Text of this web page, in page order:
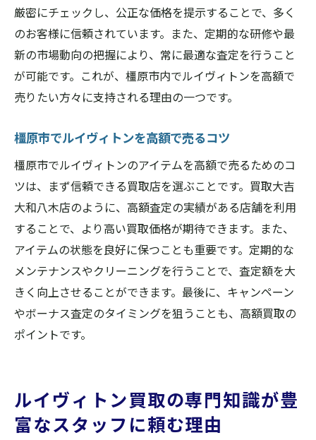
厳密にチェックし、公正な価格を提示することで、多く
のお客様に信頼されています。また、定期的な研修や最
新の市場動向の把握により、常に最適な査定を行うこと
が可能です。これが、橿原市内でルイヴィトンを高額で
売りたい方々に支持される理由の一つです。
橿原市でルイヴィトンを高額で売るコツ
橿原市でルイヴィトンのアイテムを高額で売るためのコ
ツは、まず信頼できる買取店を選ぶことです。買取大吉
大和八木店のように、高額査定の実績がある店舗を利用
することで、より高い買取価格が期待できます。また、
アイテムの状態を良好に保つことも重要です。定期的な
メンテナンスやクリーニングを行うことで、査定額を大
きく向上させることができます。最後に、キャンペーン
やボーナス査定のタイミングを狙うことも、高額買取の
ポイントです。
ルイヴィトン買取の専門知識が豊
富なスタッフに頼む理由